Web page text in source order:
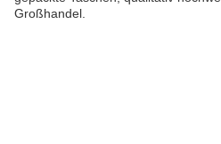
Großhandel.